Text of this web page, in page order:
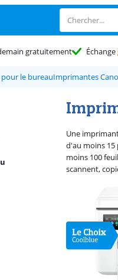
gratuitement Échange
le bureauImprimantes
Une
d'au moins 15
moins 100
scannent,